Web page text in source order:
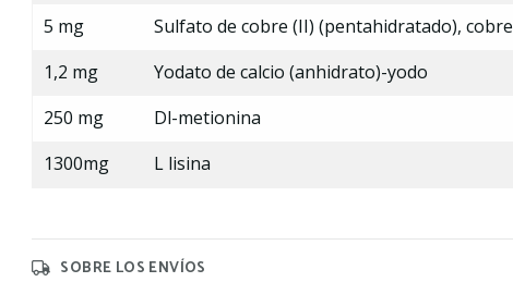
5 mg
Sulfato de cobre (II) (pentahidratado), cobre
1,2 mg
Yodato de calcio (anhidrato)-yodo
250 mg
Dl-metionina
1300mg
L lisina
SOBRE LOS ENVÍOS